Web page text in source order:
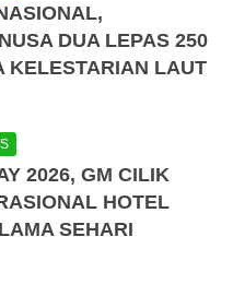
DUA LEPAS 250
KELESTARIAN LAUT
2026, GM CILIK
HOTEL
SEHARI